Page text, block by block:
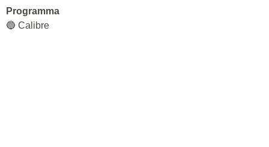
Programma
🔵 Calibre